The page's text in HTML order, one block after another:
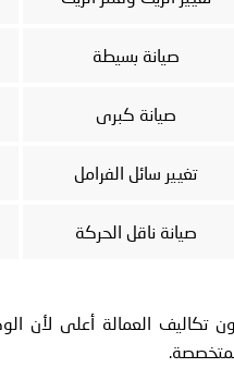
صيانة بسيطة
صيانة كبرى
تغيير سائل الفرامل
صيانة ناقل الحركة
تكاليف العمالة أعلى لأن